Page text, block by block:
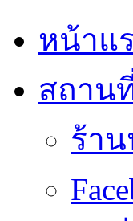
หน้าแ
สถาน
ร้า